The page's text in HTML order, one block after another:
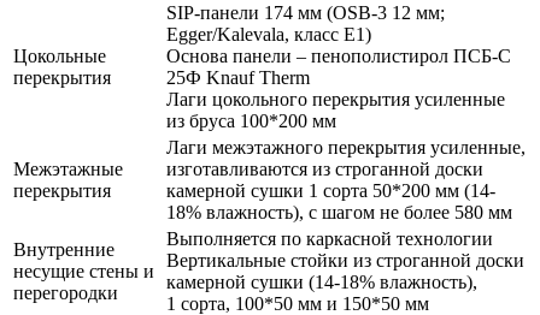
Цокольные
перекрытия
SIP-панели 174 мм (OSB-3 12 мм;
Egger/Kalevala, класс Е1)
Основа панели – пенополистирол ПСБ-С
25Ф Knauf Therm
Лаги цокольного перекрытия усиленные
из бруса 100*200 мм
Межэтажные
перекрытия
Лаги межэтажного перекрытия усиленные,
изготавливаются из строганной доски
камерной сушки 1 сорта 50*200 мм (14-
18% влажность), с шагом не более 580 мм
Внутренние
несущие стены и
перегородки
Выполняется по каркасной технологии
Вертикальные стойки из строганной доски
камерной сушки (14-18% влажность),
1 сорта, 100*50 мм и 150*50 мм